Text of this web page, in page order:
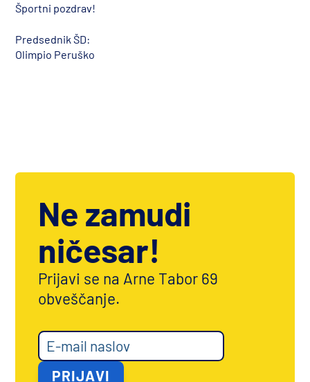
Športni pozdrav!
Predsednik ŠD:
Olimpio Peruško
Ne zamudi
ničesar!
Prijavi se na Arne Tabor 69
obveščanje.